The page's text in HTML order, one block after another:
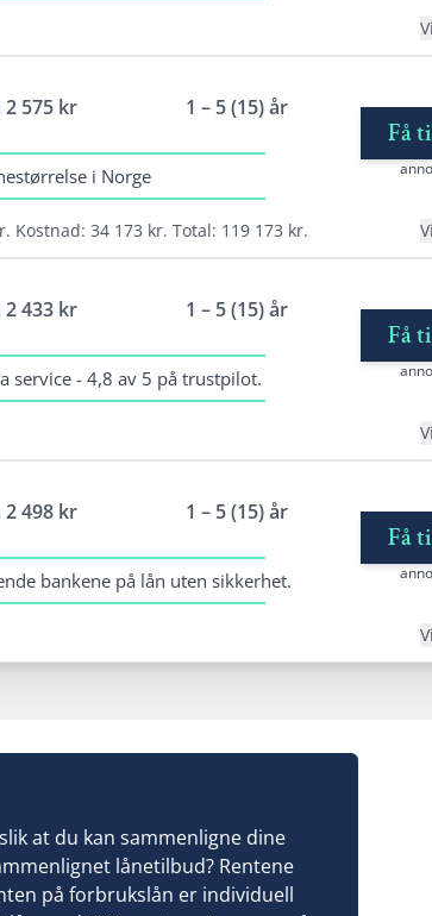
Nedbetalingstid: 1 - 15 år
Etableringsgebyr: varierer
Effektiv rente: 8,17% til 34,16%
2 575 kr 1 – 5 (15) år
i Norge
Få
Kostnad: 34 173 kr. Total: 119 173 kr.
aktive
Nedbetalingstid: 1 - 15 år
Etableringsgebyr: 0 - 1995 kr
Termingebyr: 30 kr
2 433 kr 1 – 5 (15) år
service - 4,8 av 5 på trustpilot.
Få
fast
Nedbetalingstid: 1 - 15 år
Etableringsgebyr: 900 - 1500 kr
Termingebyr: 40 - 75 kr
2 498 kr 1 – 5 (15) år
bankene på lån uten sikkerhet.
Få
Effektiv rente: 9,12 – 19,82%
at du kan sammenligne dine
lånetilbud? Rentene
på forbrukslån er individuell